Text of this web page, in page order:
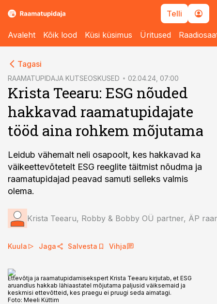
Telli
Avaleht Kõik lood Küsi küsimus Üritused
Tagasi
RAAMATUPIDAJA KUTSEOSKUSED 02.04.24, 07:00
Krista Teearu: ESG nõuded
hakkavad raamatupidajate
tööd aina rohkem mõjutama
Leidub vähemalt neli osapoolt, kes hakkavad ka
väikeettevõtetelt ESG reeglite täitmist nõudma ja
raamatupidajad peavad samuti selleks valmis
olema.
Krista Teearu, Robby & Bobby OÜ partner, ÄP
Kuula Jaga Salvesta Vihja
Ettevõtja ja raamatupidamisekspert Krista Teearu kirjutab, et ESG
aruandlus hakkab lähiaastatel mõjutama paljusid väiksemaid ja
keskmisi ettevõtteid, kes praegu ei pruugi seda aimatagi.
Foto: Meeli Küttim